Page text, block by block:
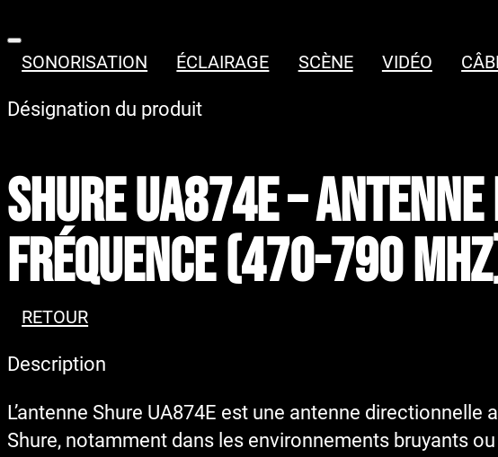
SONORISATION ÉCLAIRAGE SCÈNE VIDÉO
Désignation du produit
SHURE UA874E –
fréquence (470-790
RETOUR
Description
L’antenne Shure UA874E est une antenne
Shure, notamment dans les environnements bruyants